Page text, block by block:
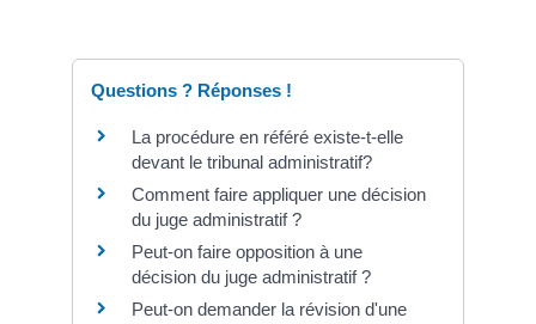
Questions ? Réponses !
La procédure en référé existe-t-elle
devant le tribunal administratif?
Comment faire appliquer une décision
du juge administratif ?
Peut-on faire opposition à une
décision du juge administratif ?
Peut-on demander la révision d'une